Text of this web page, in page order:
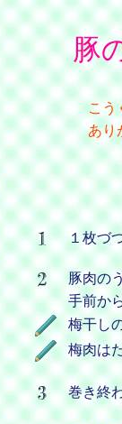
豚
こ
あり
１枚づ
豚肉の
手前か
梅干し
梅肉は
巻き終